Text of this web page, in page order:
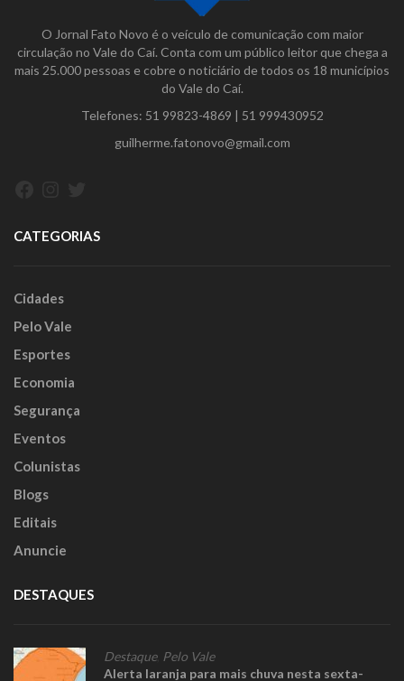
O Jornal Fato Novo é o veículo de comunicação com maior
circulação no Vale do Caí. Conta com um público leitor que chega a
mais 25.000 pessoas e cobre o noticiário de todos os 18 municípios
do Vale do Caí.
Telefones: 51 99823-4869 | 51 999430952
guilherme.fatonovo@gmail.com
CATEGORIAS
Cidades
Pelo Vale
Esportes
Economia
Segurança
Eventos
Colunistas
Blogs
Editais
Anuncie
DESTAQUES
Destaque, Pelo Vale
Alerta laranja para mais chuva nesta sexta-